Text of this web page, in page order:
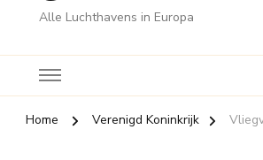
Alle Luchthavens in Europa
Home Verenigd Koninkrijk